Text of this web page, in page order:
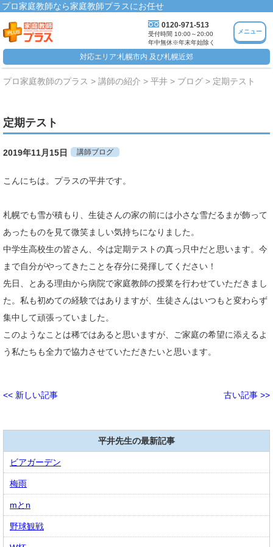
プロ家庭教師なら家庭教師プラスにお任せ
0120-971-513
受付時間 10:00～20:00
年中無休※年末年始除く
メニュー
対応エリア:札幌市内 及び札幌近郊
プロ家庭教師のプラス 講師の紹介 平井 ブログ 定期テスト
定期テスト
2019年11月15日 講師ブログ
こんにちは。プラスの平井です。
札幌でも雪が積もり、生徒さんの家の前には小さな雪だるまが飾って
あったものを見て微笑ましい気持ちになりました。
中学生高校生の皆さん、今は定期テストの真っ只中だと思います。今
まで自分がやってきたことを存分に発揮してください！
先日、とある理由から病院で家庭教師の授業を行わせていただきまし
た。私も初めての経験ではありますが、生徒さんはいつもと変わらず
集中して頑張っていました。
このようなことは稀ではあると思いますが、ご家庭の希望に添えるよ
う私たちも全力で協力させていただきたいと思います。
古い記事 >>
<< 新しい記事
平井先生の最新記事
ビアガーデン
梅雨
mとn
野球観戦